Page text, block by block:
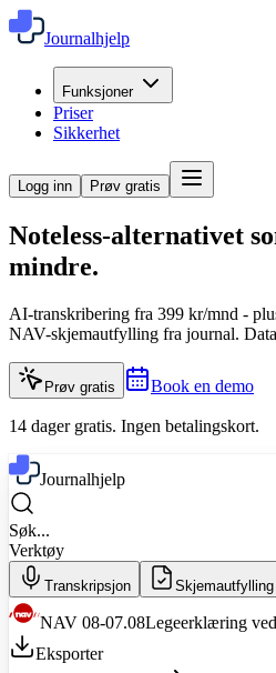
Journalhjelp
Funksjoner
Priser
Sikkerhet
Logg inn Prøv gratis
Noteless-alternativet
mindre.
AI-transkribering fra 399 kr/mnd -
NAV-skjemautfylling fra journal.
Prøv gratis Book en demo
14 dager gratis. Ingen betalingskort.
Journalhjelp
Søk...
Verktøy
Transkripsjon Skjemautfylling
NAV 08-07.08Legeerklæring
Eksporter